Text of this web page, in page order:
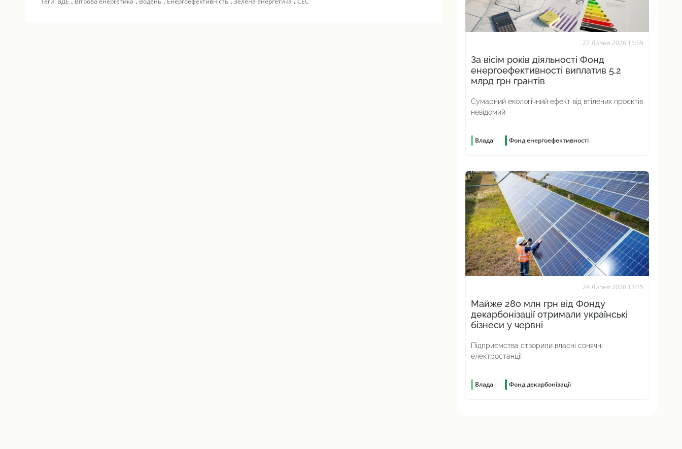
27 Липня 2026 11:59
За вісім років діяльності Фонд
енергоефективності виплатив 5,2
млрд грн грантів
Сумарний екологічний ефект від втілених проєктів
невідомий
Влада Фонд енергоефективності
24 Липня 2026 13:15
Майже 280 млн грн від Фонду
декарбонізації отримали українські
бізнеси у червні
Підприємства створили власні сонячні
електростанції
Влада Фонд декарбонізації